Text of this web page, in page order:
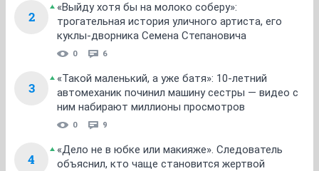
2
«Выйду хотя бы на молоко соберу»:
трогательная история уличного артиста, его
куклы-дворника Семена Степановича
0 6
3
«Такой маленький, а уже батя»: 10-летний
автомеханик починил машину сестры — видео с
ним набирают миллионы просмотров
0 9
4
«Дело не в юбке или макияже». Следователь
объяснил, кто чаще становится жертвой